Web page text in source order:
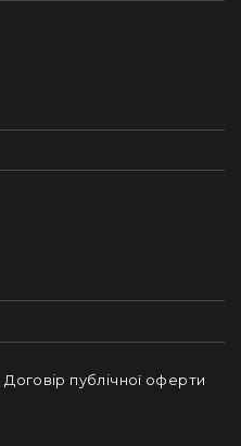
Договір публічної оферти